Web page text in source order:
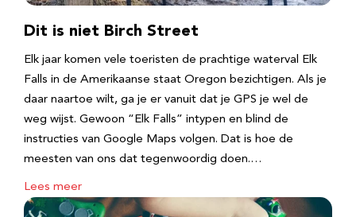
Dit is niet Birch Street
Elk jaar komen vele toeristen de prachtige waterval Elk
Falls in de Amerikaanse staat Oregon bezichtigen. Als je
daar naartoe wilt, ga je er vanuit dat je GPS je wel de
weg wijst. Gewoon “Elk Falls” intypen en blind de
instructies van Google Maps volgen. Dat is hoe de
meesten van ons dat tegenwoordig doen.…
Lees meer